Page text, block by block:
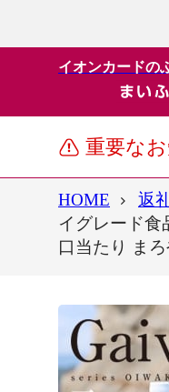
イオンカードの
重要な
HOME 返
イグレード食
口当たり ま